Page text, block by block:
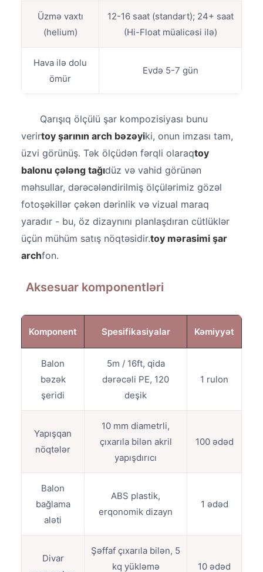
Üzmə vaxtı
(helium)
12-16 saat (standart); 24+ saat
(Hi-Float müalicəsi ilə)
Hava ilə dolu
ömür
Evdə 5-7 gün
Qarışıq ölçülü şar kompozisiyası bunu
verirtoy şarının arch bəzəyiki, onun imzası tam,
üzvi görünüş. Tək ölçüdən fərqli olaraqtoy
balonu çələng tağıdüz və vahid görünən
məhsullar, dərəcələndirilmiş ölçülərimiz gözəl
fotoşəkillər çəkən dərinlik və vizual maraq
yaradır - bu, öz dizaynını planlaşdıran cütlüklər
üçün mühüm satış nöqtəsidir.toy mərasimi şar
archfon.
Aksesuar komponentləri
Komponent Spesifikasiyalar Kəmiyyət
Balon
bəzək
şeridi
5m / 16ft, qida
dərəcəli PE, 120
deşik
1 rulon
Yapışqan
nöqtələr
10 mm diametrli,
çıxarıla bilən akril
yapışdırıcı
100 ədəd
Balon
bağlama
aləti
ABS plastik,
erqonomik dizayn
1 ədəd
Divar
Şəffaf çıxarıla bilən, 5
kq yükləmə
10 ədəd